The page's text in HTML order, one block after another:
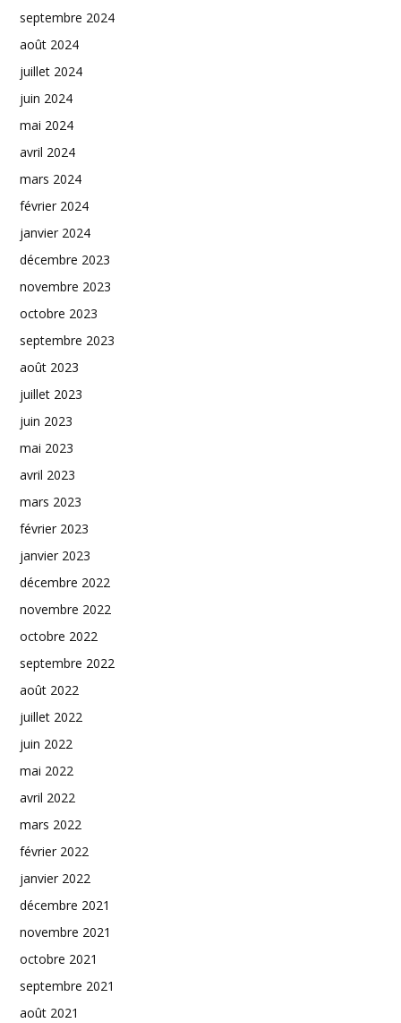
septembre 2024
août 2024
juillet 2024
juin 2024
mai 2024
avril 2024
mars 2024
février 2024
janvier 2024
décembre 2023
novembre 2023
octobre 2023
septembre 2023
août 2023
juillet 2023
juin 2023
mai 2023
avril 2023
mars 2023
février 2023
janvier 2023
décembre 2022
novembre 2022
octobre 2022
septembre 2022
août 2022
juillet 2022
juin 2022
mai 2022
avril 2022
mars 2022
février 2022
janvier 2022
décembre 2021
novembre 2021
octobre 2021
septembre 2021
août 2021